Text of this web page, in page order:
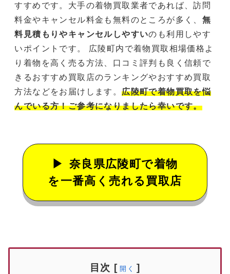
すすめです。大手の着物買取業者であれば、訪問
料金やキャンセル料金も無料のところが多く、 無
料見積もりやキャンセルしやすいのも利用しやす
いポイントです。 広陵町内で着物買取相場価格よ
り着物を高く売る方法、口コミ評判も良く信頼で
きるおすすめ買取店のランキングやおすすめ買取
方法などをお届けします。広陵町で着物買取を悩
んでいる方！ご参考になりましたら幸いです。
奈良県広陵町で着物
を一番高く売れる買取店
目次 [ 開く ]